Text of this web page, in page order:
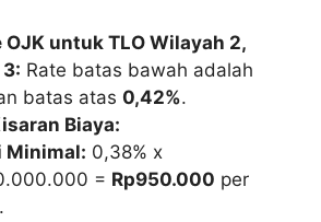
OJK untuk TLO Wilayah 2,
Rate batas bawah adalah
batas atas 0,42%.
Biaya:
Minimal: 0,38% x
= Rp950.000 per